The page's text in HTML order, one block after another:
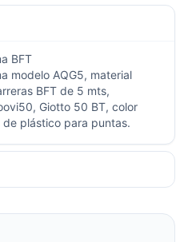
BFT
modelo AQG5, material
BFT de 5 mts,
Giotto 50 BT, color
plástico para puntas.